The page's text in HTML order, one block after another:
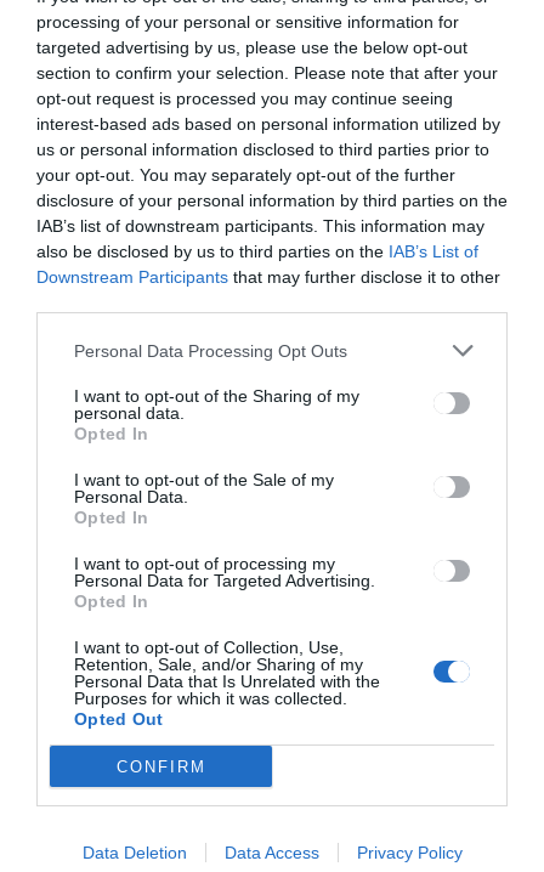
processing of your personal or sensitive information for
targeted advertising by us, please use the below opt-out
section to confirm your selection. Please note that after your
opt-out request is processed you may continue seeing
interest-based ads based on personal information utilized by
us or personal information disclosed to third parties prior to
your opt-out. You may separately opt-out of the further
disclosure of your personal information by third parties on the
IAB’s list of downstream participants. This information may
also be disclosed by us to third parties on the IAB’s List of
Downstream Participants that may further disclose it to other
Personal Data Processing Opt Outs
I want to opt-out of the Sharing of my
personal data.
Opted In
I want to opt-out of the Sale of my
Personal Data.
Opted In
I want to opt-out of processing my
Personal Data for Targeted Advertising.
Opted In
I want to opt-out of Collection, Use,
Retention, Sale, and/or Sharing of my
Personal Data that Is Unrelated with the
Purposes for which it was collected.
Opted Out
CONFIRM
Data Deletion Data Access Privacy Policy
navigáció
Változások a
városi
tömegközle
kedés
menetrendj
ében
Támogatná a
kormány a
tűzifa
vásárlását
Ez is érdekelheti
HÍRLISTA
Idén is elindul a Székely
Gyors-Csíksomlyó Expressz a
Mézfesztivál és mézverseny
„édesíti” Csíkszeredát a
hétvégén